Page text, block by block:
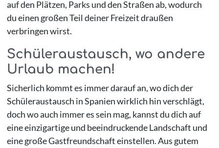
auf den Plätzen, Parks und den Straßen ab, wodurch
du einen großen Teil deiner Freizeit draußen
verbringen wirst.
Schüleraustausch, wo andere
Urlaub machen!
Sicherlich kommt es immer darauf an, wo dich der
Schüleraustausch in Spanien wirklich hin verschlägt,
doch wo auch immer es sein mag, kannst du dich auf
eine einzigartige und beeindruckende Landschaft und
eine große Gastfreundschaft einstellen. Aus gutem